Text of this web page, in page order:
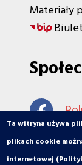
Ta witryna używa
plikach cookie
internetowej
Materiały